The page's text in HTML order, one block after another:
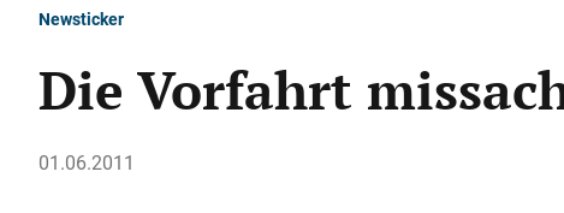
Newsticker
Die Vorfahrt
01.06.2011